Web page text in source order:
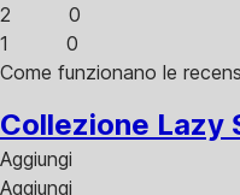
2
0
1
0
Come funzionano le
Collezione Lazy
Aggiungi
Aggiungi